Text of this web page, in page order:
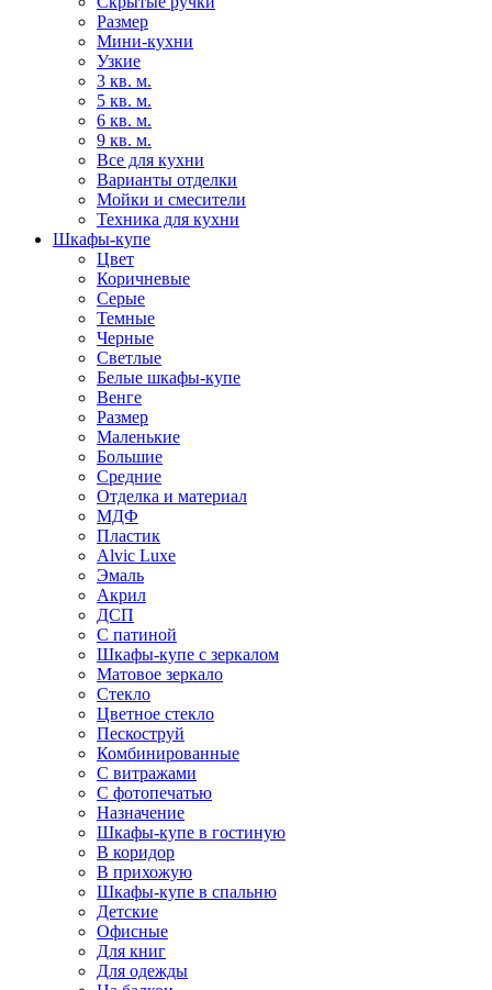
Размер
Мини-кухни
Узкие
3 кв. м.
5 кв. м.
6 кв. м.
9 кв. м.
Все для кухни
Варианты отделки
Мойки и смесители
Техника для кухни
Шкафы-купе
Цвет
Коричневые
Серые
Темные
Черные
Светлые
Белые шкафы-купе
Венге
Размер
Маленькие
Большие
Средние
Отделка и материал
МДФ
Пластик
Alvic Luxe
Эмаль
Акрил
ДСП
С патиной
Шкафы-купе с зеркалом
Матовое зеркало
Стекло
Цветное стекло
Пескоструй
Комбинированные
С витражами
С фотопечатью
Назначение
Шкафы-купе в гостиную
В коридор
В прихожую
Шкафы-купе в спальню
Детские
Офисные
Для книг
Для одежды